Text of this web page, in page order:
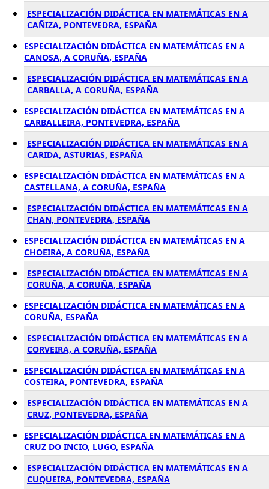
ESPECIALIZACIÓN DIDÁCTICA EN MATEMÁTICAS EN A
CAÑIZA, PONTEVEDRA, ESPAÑA
ESPECIALIZACIÓN DIDÁCTICA EN MATEMÁTICAS EN A
CANOSA, A CORUÑA, ESPAÑA
ESPECIALIZACIÓN DIDÁCTICA EN MATEMÁTICAS EN A
CARBALLA, A CORUÑA, ESPAÑA
ESPECIALIZACIÓN DIDÁCTICA EN MATEMÁTICAS EN A
CARBALLEIRA, PONTEVEDRA, ESPAÑA
ESPECIALIZACIÓN DIDÁCTICA EN MATEMÁTICAS EN A
CARIDA, ASTURIAS, ESPAÑA
ESPECIALIZACIÓN DIDÁCTICA EN MATEMÁTICAS EN A
CASTELLANA, A CORUÑA, ESPAÑA
ESPECIALIZACIÓN DIDÁCTICA EN MATEMÁTICAS EN A
CHAN, PONTEVEDRA, ESPAÑA
ESPECIALIZACIÓN DIDÁCTICA EN MATEMÁTICAS EN A
CHOEIRA, A CORUÑA, ESPAÑA
ESPECIALIZACIÓN DIDÁCTICA EN MATEMÁTICAS EN A
CORUÑA, A CORUÑA, ESPAÑA
ESPECIALIZACIÓN DIDÁCTICA EN MATEMÁTICAS EN A
CORUÑA, ESPAÑA
ESPECIALIZACIÓN DIDÁCTICA EN MATEMÁTICAS EN A
CORVEIRA, A CORUÑA, ESPAÑA
ESPECIALIZACIÓN DIDÁCTICA EN MATEMÁTICAS EN A
COSTEIRA, PONTEVEDRA, ESPAÑA
ESPECIALIZACIÓN DIDÁCTICA EN MATEMÁTICAS EN A
CRUZ, PONTEVEDRA, ESPAÑA
ESPECIALIZACIÓN DIDÁCTICA EN MATEMÁTICAS EN A
CRUZ DO INCIO, LUGO, ESPAÑA
ESPECIALIZACIÓN DIDÁCTICA EN MATEMÁTICAS EN A
CUQUEIRA, PONTEVEDRA, ESPAÑA